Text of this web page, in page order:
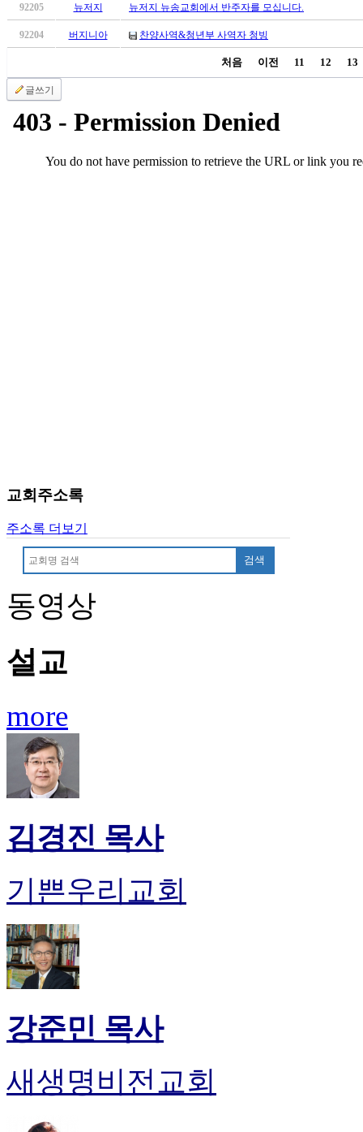
브
국
소
야
우
절
리
스
신
제
휴
이
트
남
플
시
리
스
기
가
평
발
부
진
비
아
92205 뉴저지 뉴저지 뉴송교회에서 반주자를 모십니다.
92204 버지니아 찬양사역&청년부 사역자 청빙
처음 이전 11 12 13
글쓰기
교회주소록
주소록 더보기
검색
동영상
설교
more
김경진 목사
기쁜우리교회
강준민 목사
새생명비전교회